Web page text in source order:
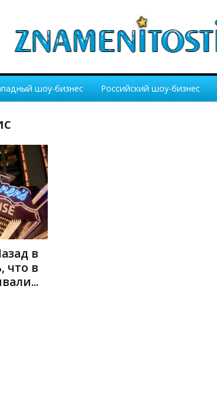
шоу-бизнес Российский шоу-бизнес
в
что в